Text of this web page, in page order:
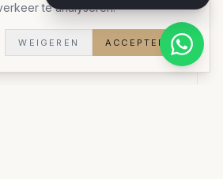
te analyseren.
WEIGEREN ACCEPTEREN